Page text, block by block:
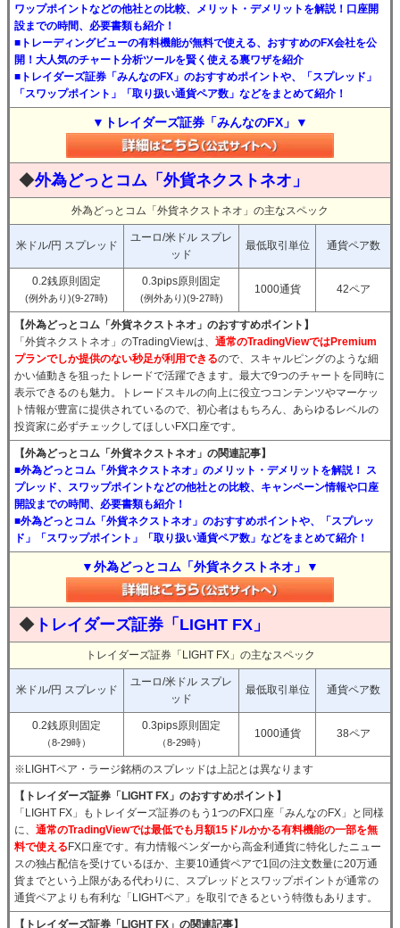
ワップポイントなどの他社との比較、メリット・デメリットを解説！口座開
設までの時間、必要書類も紹介！
■トレーディングビューの有料機能が無料で使える、おすすめのFX会社を公
開！大人気のチャート分析ツールを賢く使える裏ワザを紹介
■トレイダーズ証券「みんなのFX」のおすすめポイントや、「スプレッド」
「スワップポイント」「取り扱い通貨ペア数」などをまとめて紹介！
▼トレイダーズ証券「みんなのFX」▼
◆外為どっとコム「外貨ネクストネオ」
外為どっとコム「外貨ネクストネオ」の主なスペック
米ドル/円 スプレッド
ユーロ/米ドル スプレ
ッド
最低取引単位 通貨ペア数
0.2銭原則固定
(例外あり)(9-27時)
0.3pips原則固定
(例外あり)(9-27時)
1000通貨 42ペア
【外為どっとコム「外貨ネクストネオ」のおすすめポイント】
「外貨ネクストネオ」のTradingViewは、 通常のTradingViewではPremium
プランでしか提供のない秒足が利用できるので、スキャルピングのような細
かい値動きを狙ったトレードで活躍できます。最大で9つのチャートを同時に
表示できるのも魅力。トレードスキルの向上に役立つコンテンツやマーケッ
ト情報が豊富に提供されているので、初心者はもちろん、あらゆるレベルの
投資家に必ずチェックしてほしいFX口座です。
【外為どっとコム「外貨ネクストネオ」の関連記事】
■外為どっとコム「外貨ネクストネオ」のメリット・デメリットを解説！ ス
プレッド、スワップポイントなどの他社との比較、キャンペーン情報や口座
開設までの時間、必要書類も紹介！
■外為どっとコム「外貨ネクストネオ」のおすすめポイントや、「スプレッ
ド」「スワップポイント」「取り扱い通貨ペア数」などをまとめて紹介！
▼外為どっとコム「外貨ネクストネオ」▼
◆ トレイダーズ証券「LIGHT FX」
トレイダーズ証券「LIGHT FX」の主なスペック
米ドル/円 スプレッド
ユーロ/米ドル スプレ
ッド
最低取引単位 通貨ペア数
0.2銭原則固定
（8-29時）
0.3pips原則固定
（8-29時）
1000通貨 38ペア
※LIGHTペア・ラージ銘柄のスプレッドは上記とは異なります
【トレイダーズ証券「LIGHT FX」のおすすめポイント】
「LIGHT FX」もトレイダーズ証券のもう1つのFX口座「みんなのFX」と同様
に、 通常のTradingViewでは最低でも月額15ドルかかる有料機能の一部を無
料で使える FX口座です。有力情報ベンダーから高金利通貨に特化したニュー
スの独占配信を受けているほか、主要10通貨ペアで1回の注文数量に20万通
貨までという上限がある代わりに、スプレッドとスワップポイントが通常の
通貨ペアよりも有利な「LIGHTペア」を取引できるという特徴もあります。
【トレイダーズ証券「LIGHT FX」の関連記事】